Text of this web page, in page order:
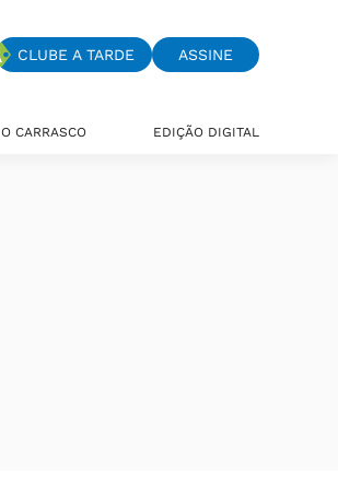
CLUBE A TARDE ASSINE
O CARRASCO EDIÇÃO DIGITAL